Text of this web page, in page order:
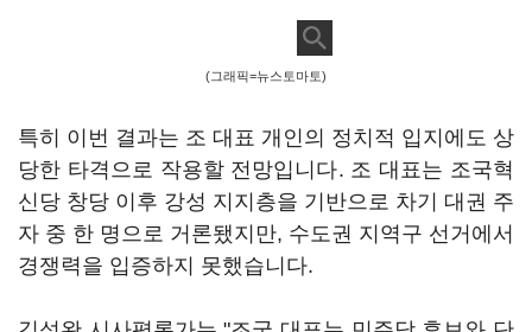
(그래픽=뉴스토마토)
특히 이번 결과는 조 대표 개인의 정치적 입지에도 상
당한 타격으로 작용할 전망입니다. 조 대표는 조국혁
신당 창당 이후 강성 지지층을 기반으로 차기 대권 주
자 중 한 명으로 거론됐지만, 수도권 지역구 선거에서
경쟁력을 입증하지 못했습니다.